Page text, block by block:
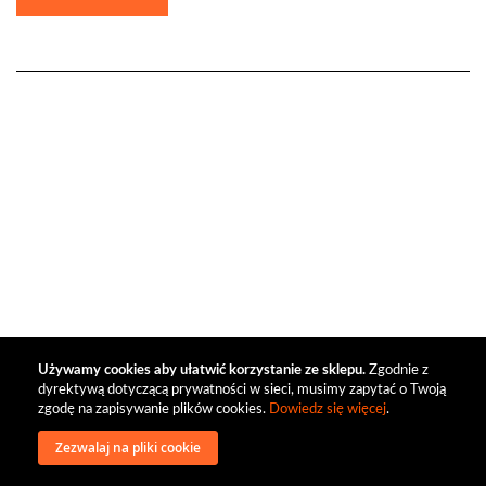
Używamy cookies aby ułatwić korzystanie ze sklepu. Zgodnie z
dyrektywą dotyczącą prywatności w sieci, musimy zapytać o Twoją
zgodę na zapisywanie plików cookies. Dowiedz się więcej.
Zezwalaj na pliki cookie